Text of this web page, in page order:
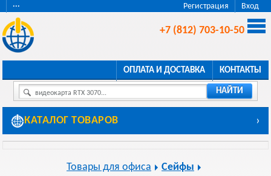
Регистрация Вход
···
+7 (812) 703-10-50
ОПЛАТА И ДОСТАВКА КОНТАКТЫ
видеокарта RTX 3070... НАЙТИ
КАТАЛОГ ТОВАРОВ ›
Товары для офиса Сейфы